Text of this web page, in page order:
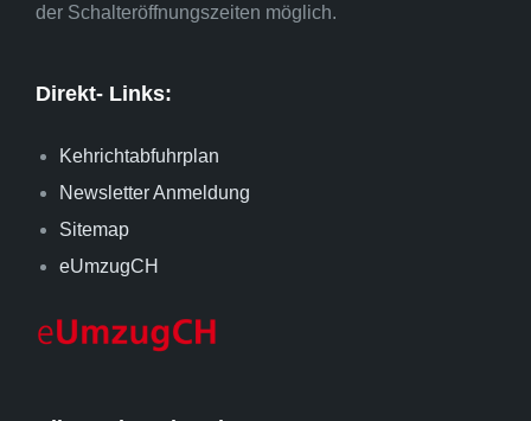
der Schalteröffnungszeiten möglich.
Direkt- Links:
Kehrichtabfuhrplan
Newsletter Anmeldung
Sitemap
eUmzugCH